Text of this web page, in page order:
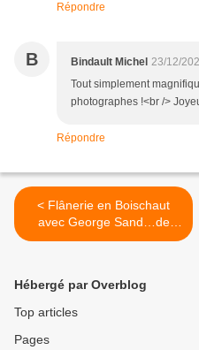
Répondre
B Bindault Michel 23/12/
Tout simplement
photographes !<br />
Répondre
< Flânerie en Boischaut
avec George Sand…de
Nohant à Cluis
Hébergé par Overblog
Top articles
Pages